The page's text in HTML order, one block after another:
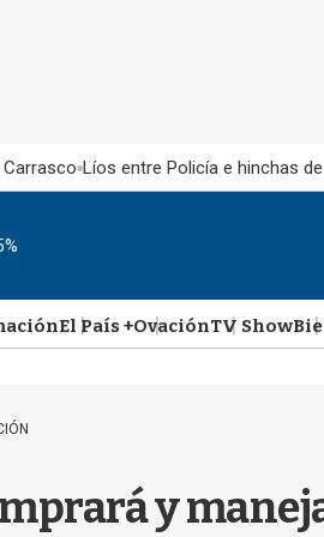
Líos entre Policía e hinchas
El País +OvaciónTV Show
y